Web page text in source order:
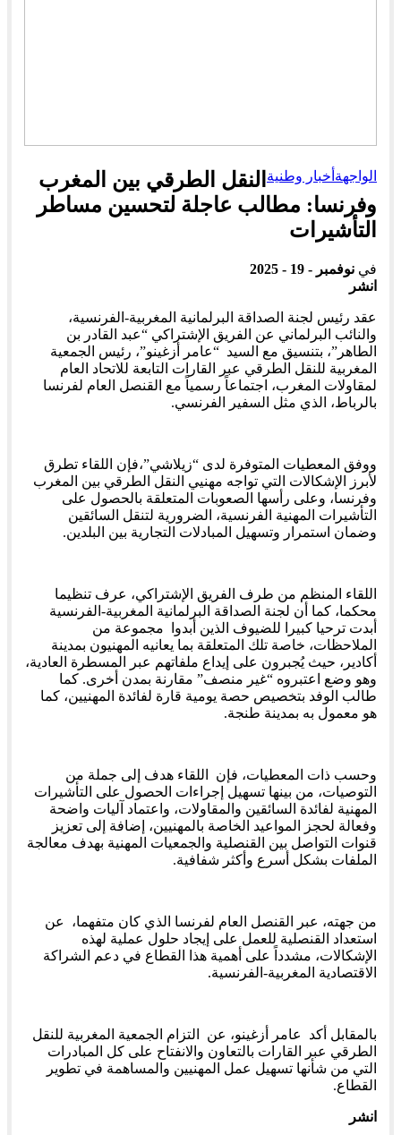
الواجهة أخبار وطنية النقل الطرقي بين المغرب
وفرنسا: مطالب عاجلة لتحسين مساطر
التأشيرات
في نوفمبر - 19 - 2025
انشر
عقد رئيس لجنة الصداقة البرلمانية المغربية-الفرنسية،
والنائب البرلماني عن الفريق الإشتراكي “عبد القادر بن
الطاهر”، بتنسيق مع السيد “عامر أزغينو”، رئيس الجمعية
المغربية للنقل الطرقي عبر القارات التابعة للاتحاد العام
لمقاولات المغرب، اجتماعاً رسمياً مع القنصل العام لفرنسا
بالرباط، الذي مثل السفير الفرنسي.
ووفق المعطيات المتوفرة لدى “زيلاشي”،فإن اللقاء تطرق
لأبرز الإشكالات التي تواجه مهنيي النقل الطرقي بين المغرب
وفرنسا، وعلى رأسها الصعوبات المتعلقة بالحصول على
التأشيرات المهنية الفرنسية، الضرورية لتنقل السائقين
وضمان استمرار وتسهيل المبادلات التجارية بين البلدين.
اللقاء المنظم من طرف الفريق الإشتراكي، عرف تنظيما
محكما، كما أن لجنة الصداقة البرلمانية المغربية-الفرنسية
أبدت ترحيا كبيرا للضيوف الذين أبدوا مجموعة من
الملاحظات، خاصة تلك المتعلقة بما يعانيه المهنيون بمدينة
أكادير، حيث يُجبرون على إيداع ملفاتهم عبر المسطرة العادية،
وهو وضع اعتبروه “غير منصف” مقارنة بمدن أخرى. كما
طالب الوفد بتخصيص حصة يومية قارة لفائدة المهنيين، كما
هو معمول به بمدينة طنجة.
وحسب ذات المعطيات، فإن اللقاء هدف إلى جملة من
التوصيات، من بينها تسهيل إجراءات الحصول على التأشيرات
المهنية لفائدة السائقين والمقاولات، واعتماد آليات واضحة
وفعالة لحجز المواعيد الخاصة بالمهنيين، إضافة إلى تعزيز
قنوات التواصل بين القنصلية والجمعيات المهنية بهدف معالجة
الملفات بشكل أسرع وأكثر شفافية.
من جهته، عبر القنصل العام لفرنسا الذي كان متفهما، عن
استعداد القنصلية للعمل على إيجاد حلول عملية لهذه
الإشكالات، مشدداً على أهمية هذا القطاع في دعم الشراكة
الاقتصادية المغربية-الفرنسية.
بالمقابل أكد عامر أزغينو، عن التزام الجمعية المغربية للنقل
الطرقي عبر القارات بالتعاون والانفتاح على كل المبادرات
التي من شأنها تسهيل عمل المهنيين والمساهمة في تطوير
القطاع.
انشر